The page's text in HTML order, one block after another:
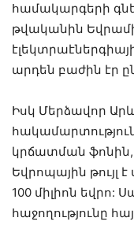
համակարգերի
թվականին
արդեն բաժին էր
Իսկ Մերձավոր
կրճատման
Եվրոպային թույլ
100 միլիոն եվրո:
հաջողությունը